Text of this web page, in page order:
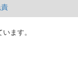
ます。